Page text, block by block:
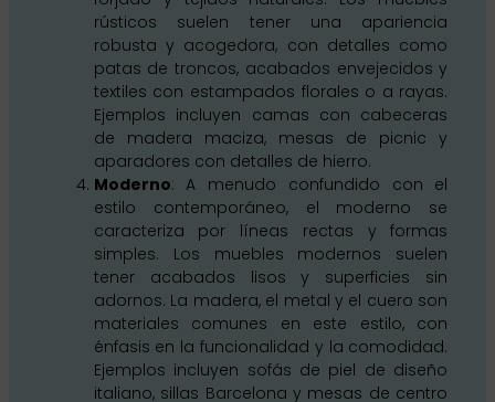
rústicos suelen tener una apariencia
robusta y acogedora, con detalles como
patas de troncos, acabados envejecidos y
textiles con estampados florales o a rayas.
Ejemplos incluyen camas con cabeceras
de madera maciza, mesas de picnic y
aparadores con detalles de hierro.
Moderno: A menudo confundido con el
estilo contemporáneo, el moderno se
caracteriza por líneas rectas y formas
simples. Los muebles modernos suelen
tener acabados lisos y superficies sin
adornos. La madera, el metal y el cuero son
materiales comunes en este estilo, con
énfasis en la funcionalidad y la comodidad.
Ejemplos incluyen sofás de piel de diseño
italiano, sillas Barcelona y mesas de centro